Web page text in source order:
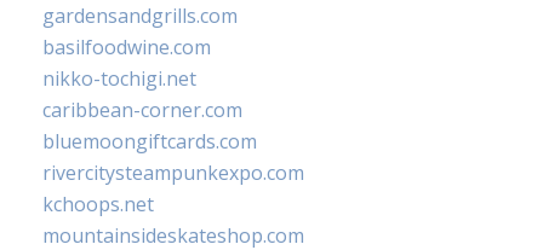
gardensandgrills.com
basilfoodwine.com
nikko-tochigi.net
caribbean-corner.com
bluemoongiftcards.com
rivercitysteampunkexpo.com
kchoops.net
mountainsideskateshop.com